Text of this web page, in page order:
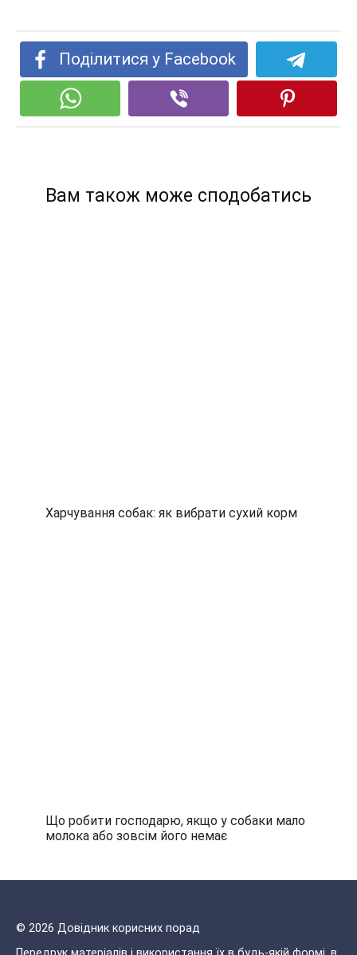
Поділитися у Facebook
Вам також може сподобатись
Харчування собак: як вибрати сухий корм
Що робити господарю, якщо у собаки мало
молока або зовсім його немає
© 2026 Довідник корисних порад